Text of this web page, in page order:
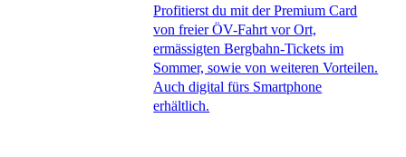
Profitierst du mit der Premium Card
von freier ÖV-Fahrt vor Ort,
ermässigten Bergbahn-Tickets im
Sommer, sowie von weiteren Vorteilen.
Auch digital fürs Smartphone
erhältlich.